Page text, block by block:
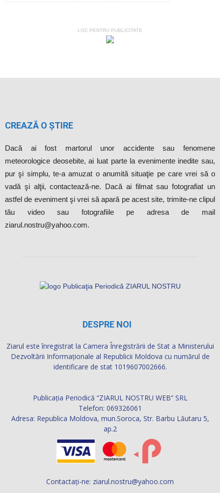
LOC PENTRU PUBLICITATE
CREAZĂ O ȘTIRE
Dacă ai fost martorul unor accidente sau fenomene
meteorologice deosebite, ai luat parte la evenimente inedite sau,
pur şi simplu, te-a amuzat o anumită situaţie pe care vrei să o
vadă şi alţii, contactează-ne. Dacă ai filmat sau fotografiat un
astfel de eveniment şi vrei să apară pe acest site, trimite-ne clipul
tău video sau fotografiile pe adresa de mail
ziarul.nostru@yahoo.com.
DESPRE NOI
Ziarul este înregistrat la Camera Înregistrării de Stat a Ministerului
Dezvoltării Informaţionale al Republicii Moldova cu numărul de
identificare de stat 1019607002666.
Publicația Periodică “ZIARUL NOSTRU WEB” SRL
Telefon: 069326061
Adresa: Republica Moldova, mun.Soroca, Str. Barbu Lăutaru 5,
ap.2
Contactați-ne: ziarul.nostru@yahoo.com